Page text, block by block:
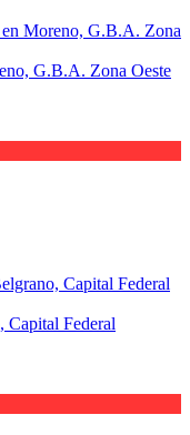
G.B.A. Zona Oeste
Capital Federal